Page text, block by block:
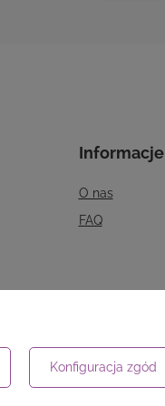
Informacje
O nas
FAQ
Konfiguracja zgód